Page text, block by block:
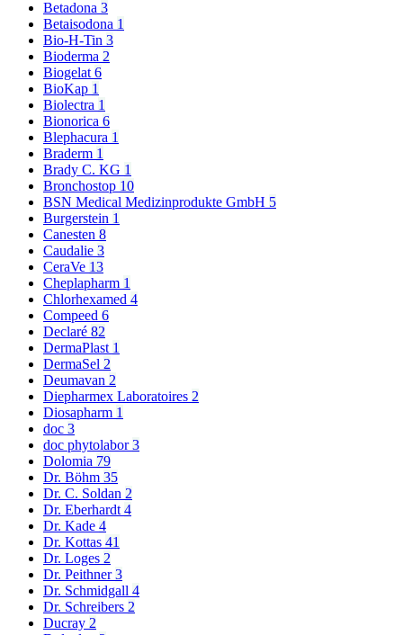
Betadona 3
Betaisodona 1
Bio-H-Tin 3
Bioderma 2
Biogelat 6
BioKap 1
Biolectra 1
Bionorica 6
Blephacura 1
Braderm 1
Brady C. KG 1
Bronchostop 10
BSN Medical Medizinprodukte GmbH 5
Burgerstein 1
Canesten 8
Caudalie 3
CeraVe 13
Cheplapharm 1
Chlorhexamed 4
Compeed 6
Declaré 82
DermaPlast 1
DermaSel 2
Deumavan 2
Diepharmex Laboratoires 2
Diosapharm 1
doc 3
doc phytolabor3
Dolomia 79
Dr. Böhm 35
Dr. C. Soldan 2
Dr. Eberhardt 4
Dr. Kade 4
Dr. Kottas 41
Dr. Loges 2
Dr. Peithner3
Dr. Schmidgall 4
Dr. Schreibers 2
Ducray 2